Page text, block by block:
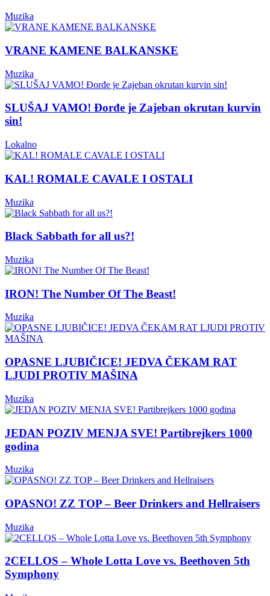
Muzika
VRANE KAMENE BALKANSKE
Muzika
SLUŠAJ VAMO! Đorđe je Zajeban okrutan kurvin
sin!
Lokalno
KAL! ROMALE CAVALE I OSTALI
Muzika
Black Sabbath for all us?!
Muzika
IRON! The Number Of The Beast!
Muzika
OPASNE LJUBIČICE! JEDVA ČEKAM RAT
LJUDI PROTIV MAŠINA
Muzika
JEDAN POZIV MENJA SVE! Partibrejkers 1000
godina
Muzika
OPASNO! ZZ TOP – Beer Drinkers and Hellraisers
Muzika
2CELLOS – Whole Lotta Love vs. Beethoven 5th
Symphony